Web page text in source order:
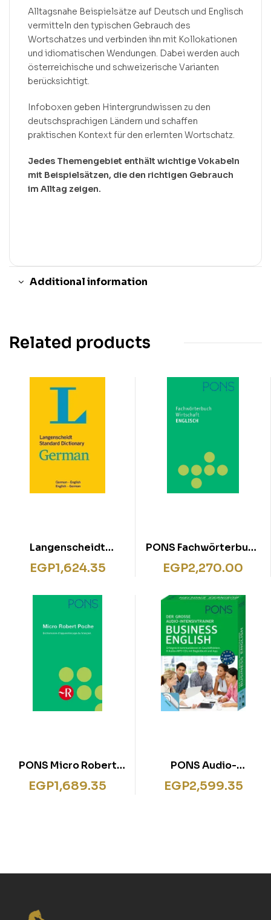
Alltagsnahe Beispielsätze auf Deutsch und Englisch
vermitteln den typischen Gebrauch des
Wortschatzes und verbinden ihn mit Kollokationen
und idiomatischen Wendungen. Dabei werden auch
österreichische und schweizerische Varianten
berücksichtigt.
Infoboxen geben Hintergrundwissen zu den
deutschsprachigen Ländern und schaffen
praktischen Kontext für den erlernten Wortschatz.
Jedes Themengebiet enthält wichtige Vokabeln
mit Beispielsätzen, die den richtigen Gebrauch
im Alltag zeigen.
Additional information
Related products
Langenscheidt
Standard Dictionary
German
EGP1,624.35
PONS Fachwörterbuch
: Wirtschaft Englisch-
Deutsch / Deutsch-
EGP2,270.00
PONS Micro Robert
Poche
EGP1,689.35
PONS Audio-
Intensivtainer Busin.
Engl.
EGP2,599.35